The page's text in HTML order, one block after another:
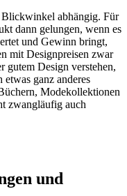
abhängig. Für
dann gelungen, wenn es
und Gewinn bringt,
mit Designpreisen zwar
gutem Design verstehen,
ganz anderes
Modekollektionen
zwangläufig auch
und